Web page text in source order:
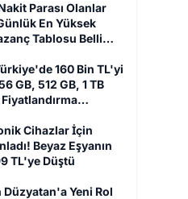
Parası Olanlar
En Yüksek
Tablosu Belli
160 Bin TL'yi
GB, 512 GB, 1 TB
Cihazlar İçin
Beyaz Eşyanın
TL'ye Düştü
Yeni Rol